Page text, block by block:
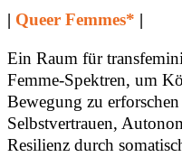
| Queer Femmes* |
Ein Raum für
Femme-Spektren, um
Bewegung zu
Selbstvertrauen,
Resilienz durch